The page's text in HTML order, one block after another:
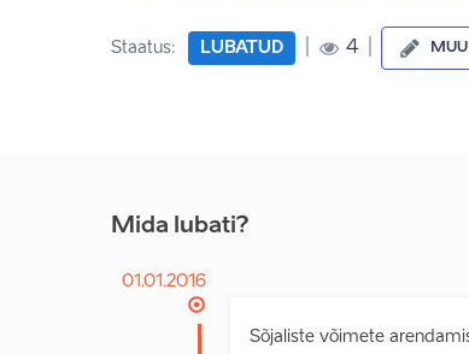
Staatus: LUBATUD 4
Mida lubati?
01.01.2016
Sõjaliste võimete